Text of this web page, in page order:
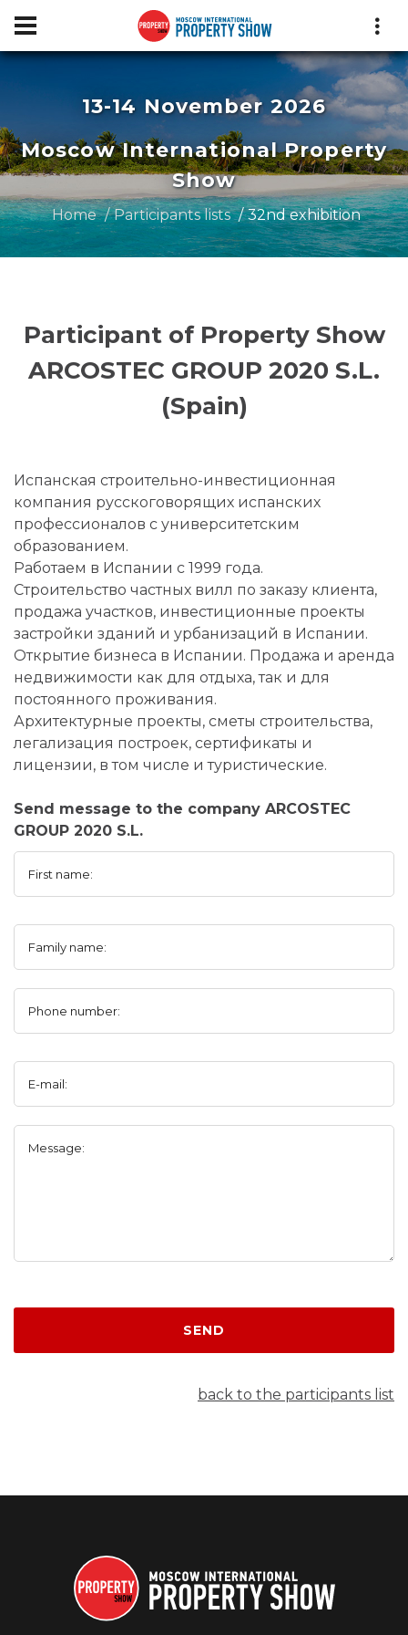
13-14 November 2026
Moscow International Property
Show
Home Participants lists 32nd exhibition
Participant of Property Show
ARCOSTEC GROUP 2020 S.L.
(Spain)
Испанская строительно-инвестиционная
компания русскоговорящих испанских
профессионалов с университетским
образованием.
Работаем в Испании с 1999 года.
Строительство частных вилл по заказу клиента,
продажа участков, инвестиционные проекты
застройки зданий и урбанизаций в Испании.
Открытие бизнеса в Испании. Продажа и аренда
недвижимости как для отдыха, так и для
постоянного проживания.
Архитектурные проекты, сметы строительства,
легализация построек, сертификаты и
лицензии, в том числе и туристические.
Send message to the company ARCOSTEC
GROUP 2020 S.L.
First name:
Family name:
Phone number:
E-mail:
Message:
SEND
back to the participants list